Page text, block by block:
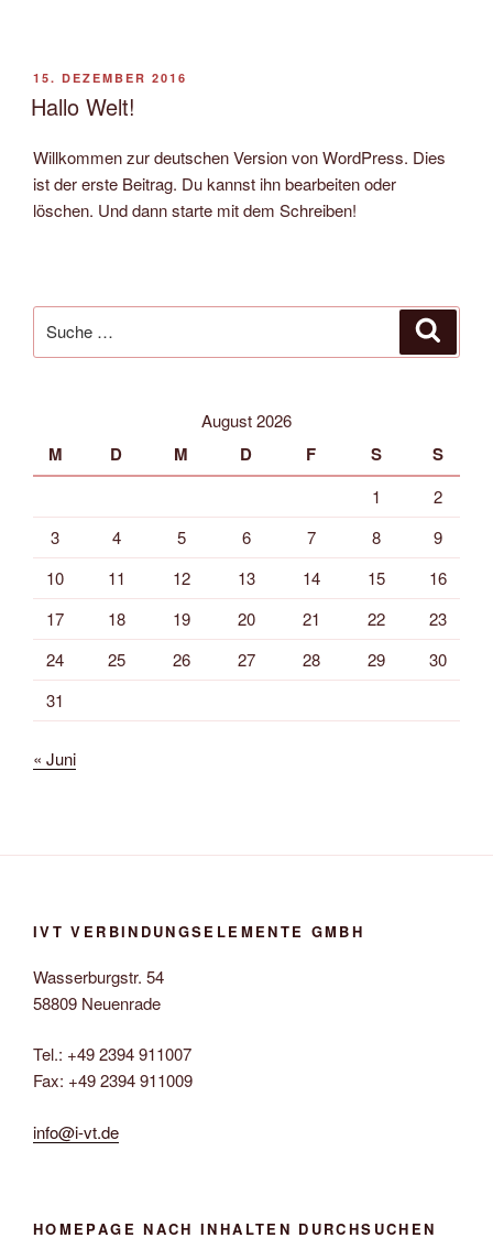
VERÖFFENTLICHT
AM
15. DEZEMBER 2016
Hallo Welt!
Willkommen zur deutschen Version von WordPress. Dies
ist der erste Beitrag. Du kannst ihn bearbeiten oder
löschen. Und dann starte mit dem Schreiben!
nach:
August 2026
M D M D F S S
1
2
3
4 5 6 7 8
9
10
11 12 13 14 15
16
17
18 19 20 21 22
23
24
25 26 27 28 29
30
31
« Juni
IVT VERBINDUNGSELEMENTE GMBH
Wasserburgstr. 54
58809 Neuenrade
Tel.: +49 2394 911007
Fax: +49 2394 911009
info@i-vt.de
HOMEPAGE NACH INHALTEN DURCHSUCHEN